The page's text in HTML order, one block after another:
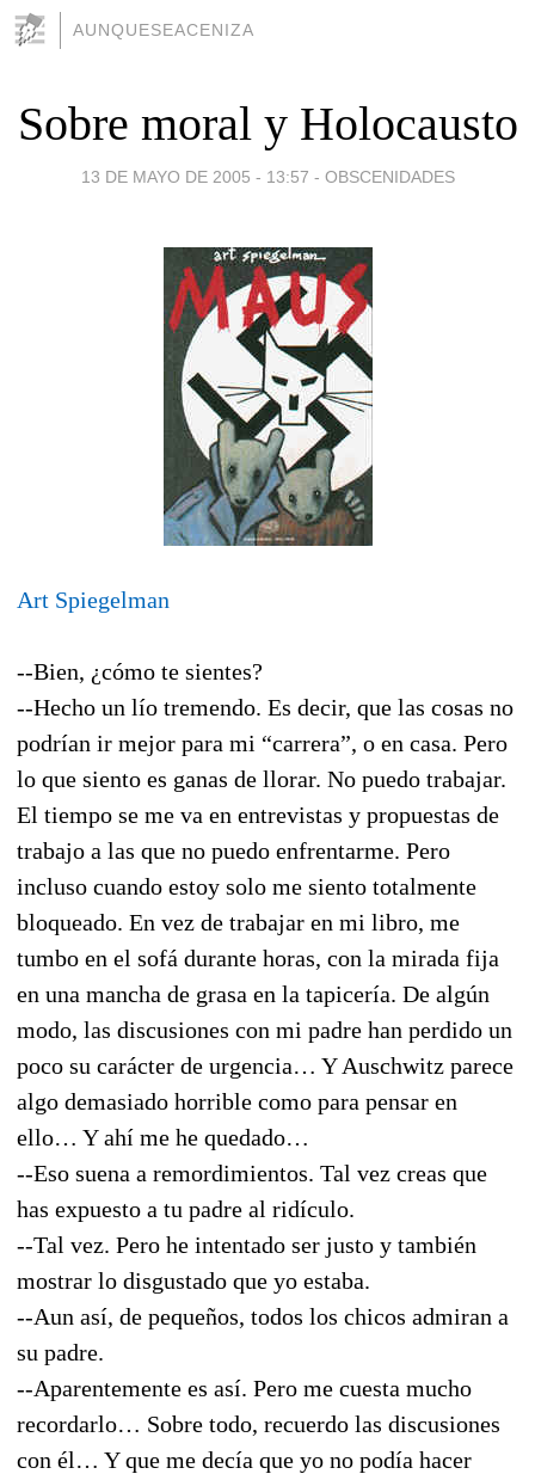
AUNQUESEACENIZA
Sobre moral y Holocausto
13 DE MAYO DE 2005 - 13:57 - OBSCENIDADES
Art Spiegelman
--Bien, ¿cómo te sientes?
--Hecho un lío tremendo. Es decir, que las cosas no
podrían ir mejor para mi “carrera”, o en casa. Pero
lo que siento es ganas de llorar. No puedo trabajar.
El tiempo se me va en entrevistas y propuestas de
trabajo a las que no puedo enfrentarme. Pero
incluso cuando estoy solo me siento totalmente
bloqueado. En vez de trabajar en mi libro, me
tumbo en el sofá durante horas, con la mirada fija
en una mancha de grasa en la tapicería. De algún
modo, las discusiones con mi padre han perdido un
poco su carácter de urgencia… Y Auschwitz parece
algo demasiado horrible como para pensar en
ello… Y ahí me he quedado…
--Eso suena a remordimientos. Tal vez creas que
has expuesto a tu padre al ridículo.
--Tal vez. Pero he intentado ser justo y también
mostrar lo disgustado que yo estaba.
--Aun así, de pequeños, todos los chicos admiran a
su padre.
--Aparentemente es así. Pero me cuesta mucho
recordarlo… Sobre todo, recuerdo las discusiones
con él… Y que me decía que yo no podía hacer